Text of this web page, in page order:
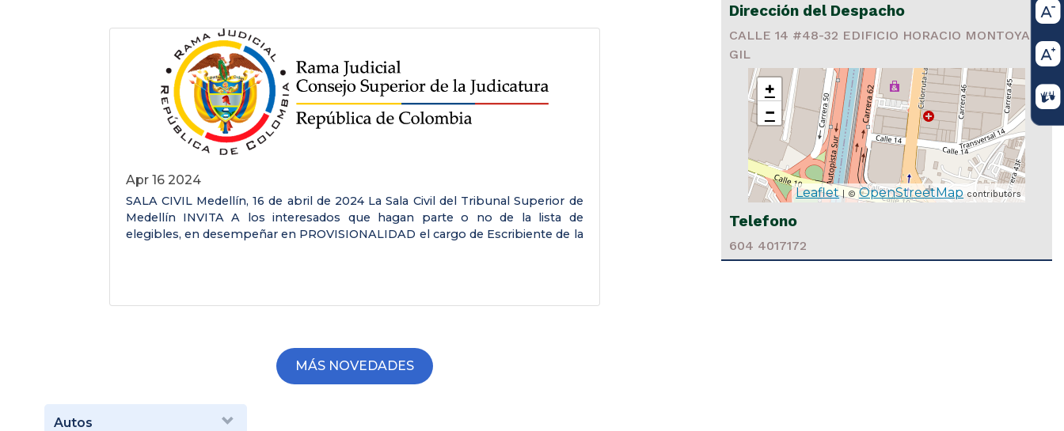
Apr 16 2024
SALA CIVIL Medellín, 16 de abril de 2024 La Sala Civil del Tribunal Superior de
Medellín INVITA A los interesados que hagan parte o no de la lista de
elegibles, en desempeñar en PROVISIONALIDAD el cargo de Escribiente de la
SALA CIVIL Medellín, 16 de abril de 2024 La Sala Civil del Tribunal
Medellín INVITA A los interesados, en desempeñar en
MÁS NOVEDADES
Autos
Dirección del Despacho
CALLE 14 #48-32 EDIFICIO HORACIO MONTOYA
GIL
+
−
Leaflet| ©OpenStreetMap contributors
Telefono
604 4017172